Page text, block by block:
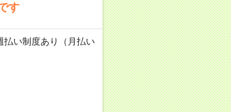
す
い制度あり（月払い